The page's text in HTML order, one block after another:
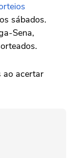
sábados.
Sena,
ao acertar